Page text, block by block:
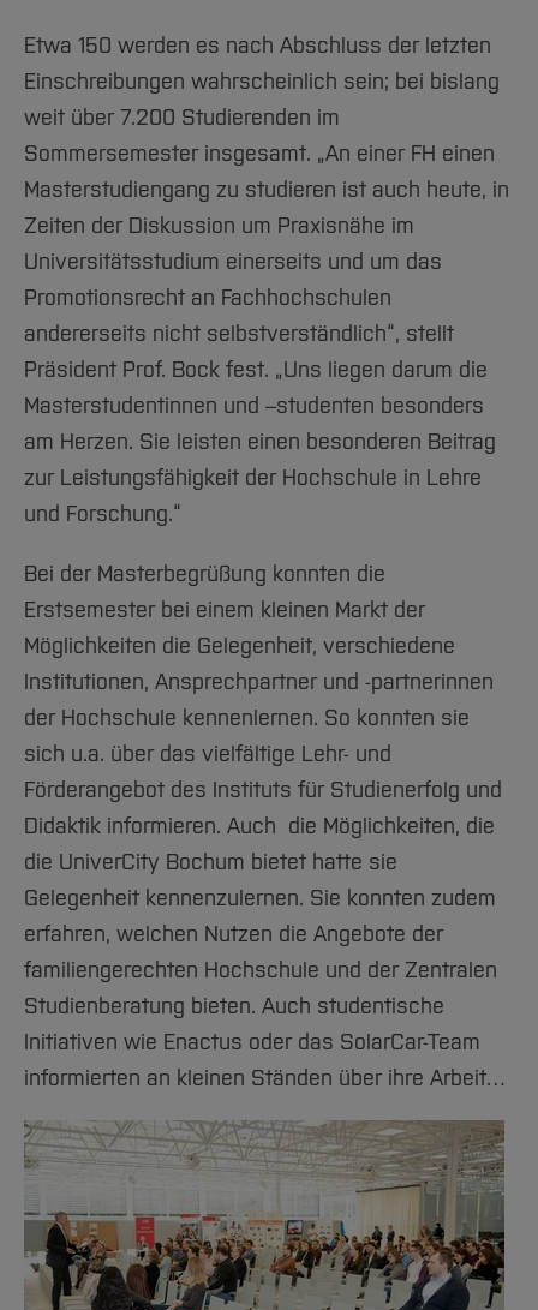
Arbeiten im FB G
International
Team
Studieninteressierte
Studium
Fachgruppen
Forschung und Entwicklung
International
Team
Service
Notfall-Infos
BO Shop
Gleichstellung
Diskriminierungsfreie Hochschule
Wahlen
International Office
Medienzentrum
qed-Stiftung
Zentrale Studienberatung
Etwa 150 werden es nach Abschluss der letzten
Einschreibungen wahrscheinlich sein; bei bislang
weit über 7.200 Studierenden im
Sommersemester insgesamt. „An einer FH einen
Masterstudiengang zu studieren ist auch heute, in
Zeiten der Diskussion um Praxisnähe im
Universitätsstudium einerseits und um das
Promotionsrecht an Fachhochschulen
andererseits nicht selbstverständlich“, stellt
Präsident Prof. Bock fest. „Uns liegen darum die
Masterstudentinnen und –studenten besonders
am Herzen. Sie leisten einen besonderen Beitrag
zur Leistungsfähigkeit der Hochschule in Lehre
und Forschung.“
Bei der Masterbegrüßung konnten die
Erstsemester bei einem kleinen Markt der
Möglichkeiten die Gelegenheit, verschiedene
Institutionen, Ansprechpartner und -partnerinnen
der Hochschule kennenlernen. So konnten sie
sich u.a. über das vielfältige Lehr- und
Förderangebot des Instituts für Studienerfolg und
Didaktik informieren. Auch die Möglichkeiten, die
die UniverCity Bochum bietet hatte sie
Gelegenheit kennenzulernen. Sie konnten zudem
erfahren, welchen Nutzen die Angebote der
familiengerechten Hochschule und der Zentralen
Studienberatung bieten. Auch studentische
Initiativen wie Enactus oder das SolarCar-Team
informierten an kleinen Ständen über ihre Arbeit…